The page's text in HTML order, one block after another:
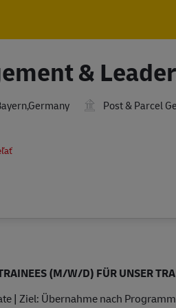
&
Post & Parcel
(M/W/D) FÜR UNSER
| Ziel: Übernahme nach